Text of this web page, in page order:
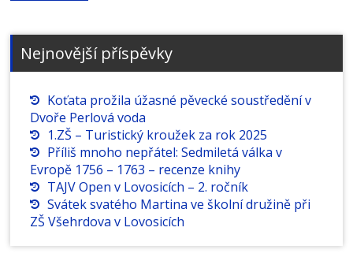
Nejnovější příspěvky
Koťata prožila úžasné pěvecké soustředění v
Dvoře Perlová voda
1.ZŠ – Turistický kroužek za rok 2025
Příliš mnoho nepřátel: Sedmiletá válka v
Evropě 1756 – 1763 – recenze knihy
TAJV Open v Lovosicích – 2. ročník
Svátek svatého Martina ve školní družině při
ZŠ Všehrdova v Lovosicích